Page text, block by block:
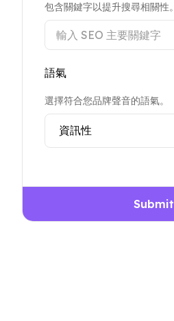
包含關鍵字以提升搜尋相關性。
語氣
選擇符合您品牌聲音的語氣。
Submit